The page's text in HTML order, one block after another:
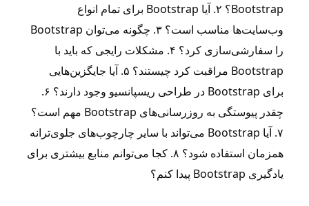
Bootstrap؟ ۲. آیا Bootstrap برای تمام انواع
وب‌سایت‌ها مناسب است؟ ۳. چگونه می‌توان Bootstrap
را سفارشی‌سازی کرد؟ ۴. مشکلات رایجی که باید با
Bootstrap مراقبت کرد چیستند؟ ۵. آیا جایگزین‌هایی
برای Bootstrap در طراحی ریسپانسیو وجود دارند؟ ۶.
چقدر پیوستگی به روزرسانی‌های Bootstrap مهم است؟
۷. آیا Bootstrap می‌تواند با سایر چارچوب‌های جلوی‌ترانه
همزمان استفاده شود؟ ۸. کجا می‌توانم منابع بیشتری برای
یادگیری Bootstrap پیدا کنم؟